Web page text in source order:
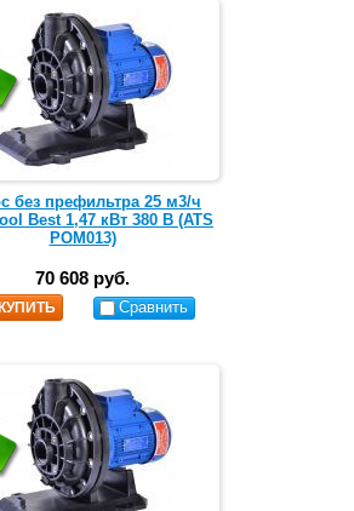
без префильтра 25 м3/ч
Best 1,47 кВт 380 В (ATS
POM013)
70 608 руб.
КУПИТЬ Сравнить